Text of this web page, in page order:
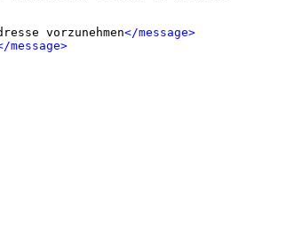
vorzunehmen</message>
message>